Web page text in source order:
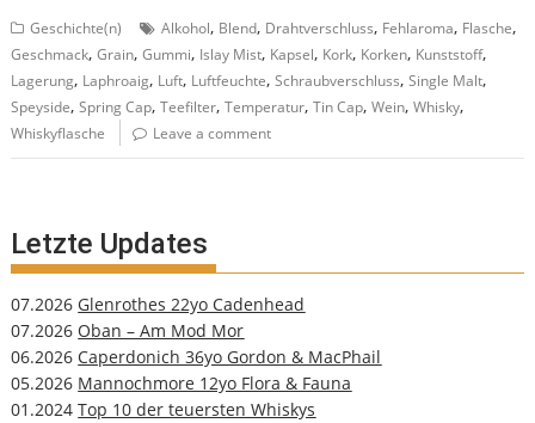
Geschichte(n) Alkohol, Blend, Drahtverschluss, Fehlaroma, Flasche,
Geschmack,Grain,Gummi, Islay Mist, Kapsel, Kork, Korken, Kunststoff,
Lagerung, Laphroaig, Luft, Luftfeuchte,Schraubverschluss,Single Malt,
Speyside,Spring Cap,Teefilter,Temperatur,Tin Cap,Wein,Whisky,
Whiskyflasche Leave a comment
Letzte Updates
07.2026 Glenrothes 22yo Cadenhead
07.2026 Oban – Am Mod Mor
06.2026 Caperdonich 36yo Gordon & MacPhail
05.2026 Mannochmore 12yo Flora & Fauna
01.2024Top 10 der teuersten Whiskys